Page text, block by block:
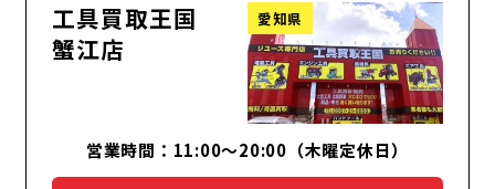
工具買取王国
蟹江店
愛知県
営業時間：11:00～20:00（木曜定休日）